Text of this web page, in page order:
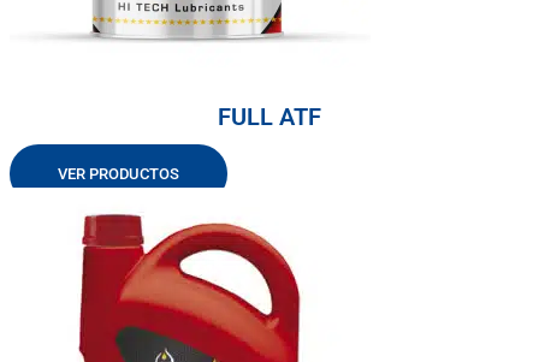
FULL ATF
VER PRODUCTOS